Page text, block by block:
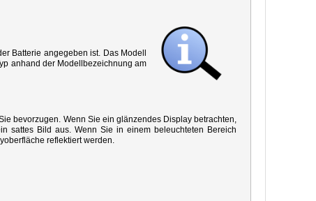
Batterie angegeben ist. Das Modell
anhand der Modellbezeichnung am
bevorzugen. Wenn Sie ein glänzendes Display betrachten,
sattes Bild aus. Wenn Sie in einem beleuchteten Bereich
reflektiert werden.